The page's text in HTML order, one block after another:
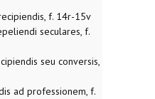
f. 14r-15v
seculares, f.
seu conversis,
ad professionem, f.